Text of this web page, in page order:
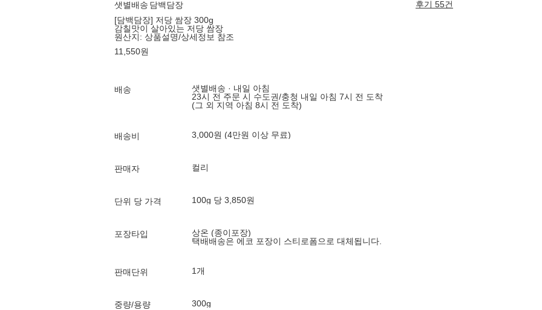
샛별배송 담백담장
후기 55건
[담백담장] 저당 쌈장 300g
감칠맛이 살아있는 저당 쌈장
원산지: 상품설명/상세정보 참조
11,550원
배송
샛별배송 · 내일 아침
23시 전 주문 시 수도권/충청 내일 아침 7시 전 도착
(그 외 지역 아침 8시 전 도착)
배송비 3,000원 (4만원 이상 무료)
판매자 컬리
단위 당 가격 100g 당 3,850원
포장타입
상온 (종이포장)
택배배송은 에코 포장이 스티로폼으로 대체됩니다.
판매단위 1개
중량/용량 300g